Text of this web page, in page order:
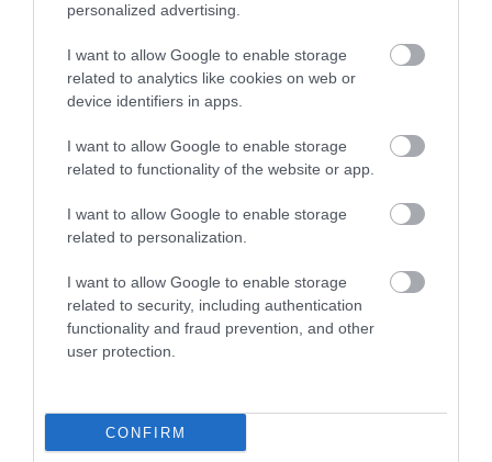
personalized advertising.
I want to allow Google to enable storage
related to analytics like cookies on web or
device identifiers in apps.
I want to allow Google to enable storage
related to functionality of the website or app.
I want to allow Google to enable storage
related to personalization.
I want to allow Google to enable storage
related to security, including authentication
functionality and fraud prevention, and other
user protection.
CONFIRM
A NÖVÉNYEK IS KÖLTÖZNEK
A KLÍMÁVAL: JÖNNEK AZ ÚJ
BETOLAKODÓK, CSAK NEM
EGY ÖREG TÖLGY NEM CSAK
FA, HANEM TÁRSASHÁZ,
A TEQUILA TITKOS HŐSEI